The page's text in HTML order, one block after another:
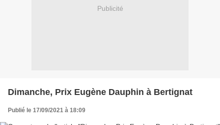
Publicité
Dimanche, Prix Eugène Dauphin à Bertignat
Publié le 17/09/2021 à 18:09